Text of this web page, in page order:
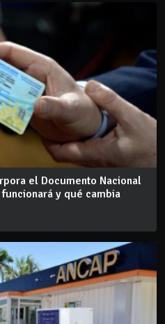
el Documento Nacional
y qué cambia